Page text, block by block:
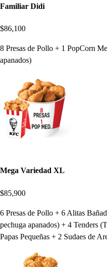
Familiar Didi
$86,100
8 Presas de Pollo + 1 PopCorn
apanados)
Mega Variedad XL
$85,900
6 Presas de Pollo + 6 Alitas
pechuga apanados) + 4 Tenders
Papas Pequeñas + 2 Sudaes de